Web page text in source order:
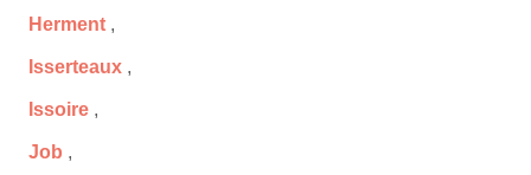
Herment ,
Isserteaux ,
Issoire ,
Job ,